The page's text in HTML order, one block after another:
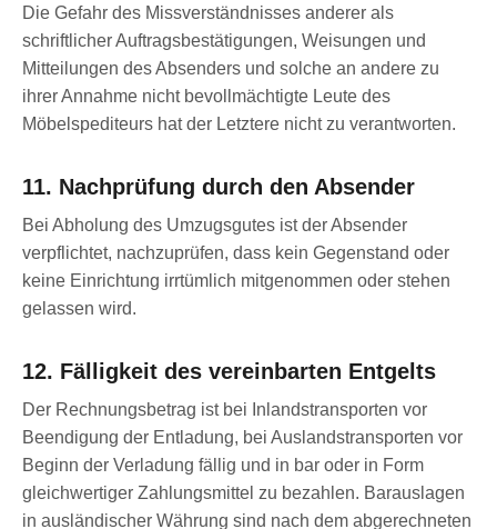
Die Gefahr des Missverständnisses anderer als
schriftlicher Auftragsbestätigungen, Weisungen und
Mitteilungen des Absenders und solche an andere zu
ihrer Annahme nicht bevollmächtigte Leute des
Möbelspediteurs hat der Letztere nicht zu verantworten.
11. Nachprüfung durch den Absender
Bei Abholung des Umzugsgutes ist der Absender
verpflichtet, nachzuprüfen, dass kein Gegenstand oder
keine Einrichtung irrtümlich mitgenommen oder stehen
gelassen wird.
12. Fälligkeit des vereinbarten Entgelts
Der Rechnungsbetrag ist bei Inlandstransporten vor
Beendigung der Entladung, bei Auslandstransporten vor
Beginn der Verladung fällig und in bar oder in Form
gleichwertiger Zahlungsmittel zu bezahlen. Barauslagen
in ausländischer Währung sind nach dem abgerechneten